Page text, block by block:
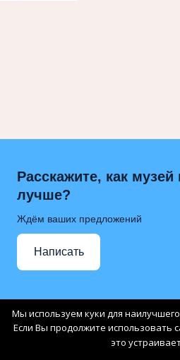
Расскажите, как музей
лучше?
Ждём ваших предложений
Написать
Мы используем куки для
Если Вы продолжите использовать
это